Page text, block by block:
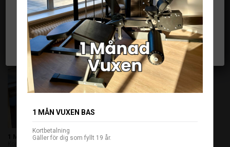
Stolt Gym Trångsund
1 MÅN VUXEN BAS
1 MÅN VUXEN BAS
Kortbetalning
Gäller för dig som fyllt 19 år.